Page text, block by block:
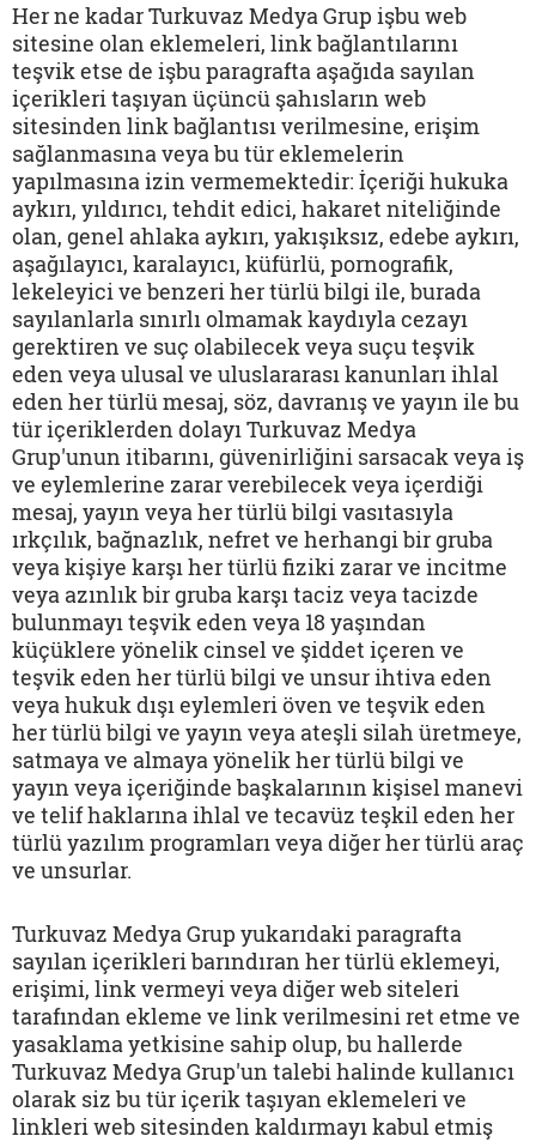
Her ne kadar Turkuvaz Medya Grup işbu web
sitesine olan eklemeleri, link bağlantılarını
teşvik etse de işbu paragrafta aşağıda sayılan
içerikleri taşıyan üçüncü şahısların web
sitesinden link bağlantısı verilmesine, erişim
sağlanmasına veya bu tür eklemelerin
yapılmasına izin vermemektedir: İçeriği hukuka
aykırı, yıldırıcı, tehdit edici, hakaret niteliğinde
olan, genel ahlaka aykırı, yakışıksız, edebe aykırı,
aşağılayıcı, karalayıcı, küfürlü, pornografik,
lekeleyici ve benzeri her türlü bilgi ile, burada
sayılanlarla sınırlı olmamak kaydıyla cezayı
gerektiren ve suç olabilecek veya suçu teşvik
eden veya ulusal ve uluslararası kanunları ihlal
eden her türlü mesaj, söz, davranış ve yayın ile bu
tür içeriklerden dolayı Turkuvaz Medya
Grup'unun itibarını, güvenirliğini sarsacak veya iş
ve eylemlerine zarar verebilecek veya içerdiği
mesaj, yayın veya her türlü bilgi vasıtasıyla
ırkçılık, bağnazlık, nefret ve herhangi bir gruba
veya kişiye karşı her türlü fiziki zarar ve incitme
veya azınlık bir gruba karşı taciz veya tacizde
bulunmayı teşvik eden veya 18 yaşından
küçüklere yönelik cinsel ve şiddet içeren ve
teşvik eden her türlü bilgi ve unsur ihtiva eden
veya hukuk dışı eylemleri öven ve teşvik eden
her türlü bilgi ve yayın veya ateşli silah üretmeye,
satmaya ve almaya yönelik her türlü bilgi ve
yayın veya içeriğinde başkalarının kişisel manevi
ve telif haklarına ihlal ve tecavüz teşkil eden her
türlü yazılım programları veya diğer her türlü araç
ve unsurlar.
Turkuvaz Medya Grup yukarıdaki paragrafta
sayılan içerikleri barındıran her türlü eklemeyi,
erişimi, link vermeyi veya diğer web siteleri
tarafından ekleme ve link verilmesini ret etme ve
yasaklama yetkisine sahip olup, bu hallerde
Turkuvaz Medya Grup'un talebi halinde kullanıcı
olarak siz bu tür içerik taşıyan eklemeleri ve
linkleri web sitesinden kaldırmayı kabul etmiş